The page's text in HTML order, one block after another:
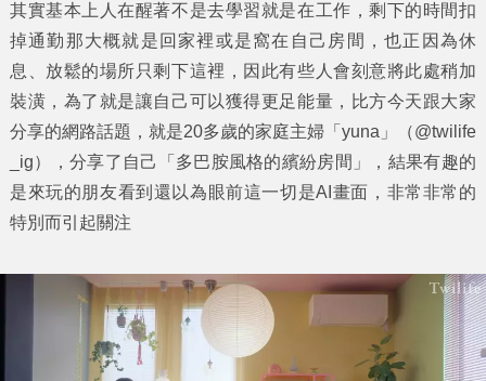
其實基本上人在醒著不是去學習就是在工作，剩下的時間扣
掉通勤那大概就是回家裡或是窩在自己房間，也正因為休
息、放鬆的場所只剩下這裡，因此有些人會刻意將此處稍加
裝潢，為了就是讓自己可以獲得更足能量，比方今天跟大家
分享的網路話題，就是20多歲的家庭主婦「yuna」（@twilife
_ig），分享了自己「 多巴胺風格的繽紛房間 」，結果有趣的
是來玩的朋友看到還以為眼前這一切是AI畫面，非常非常的
特別而引起關注